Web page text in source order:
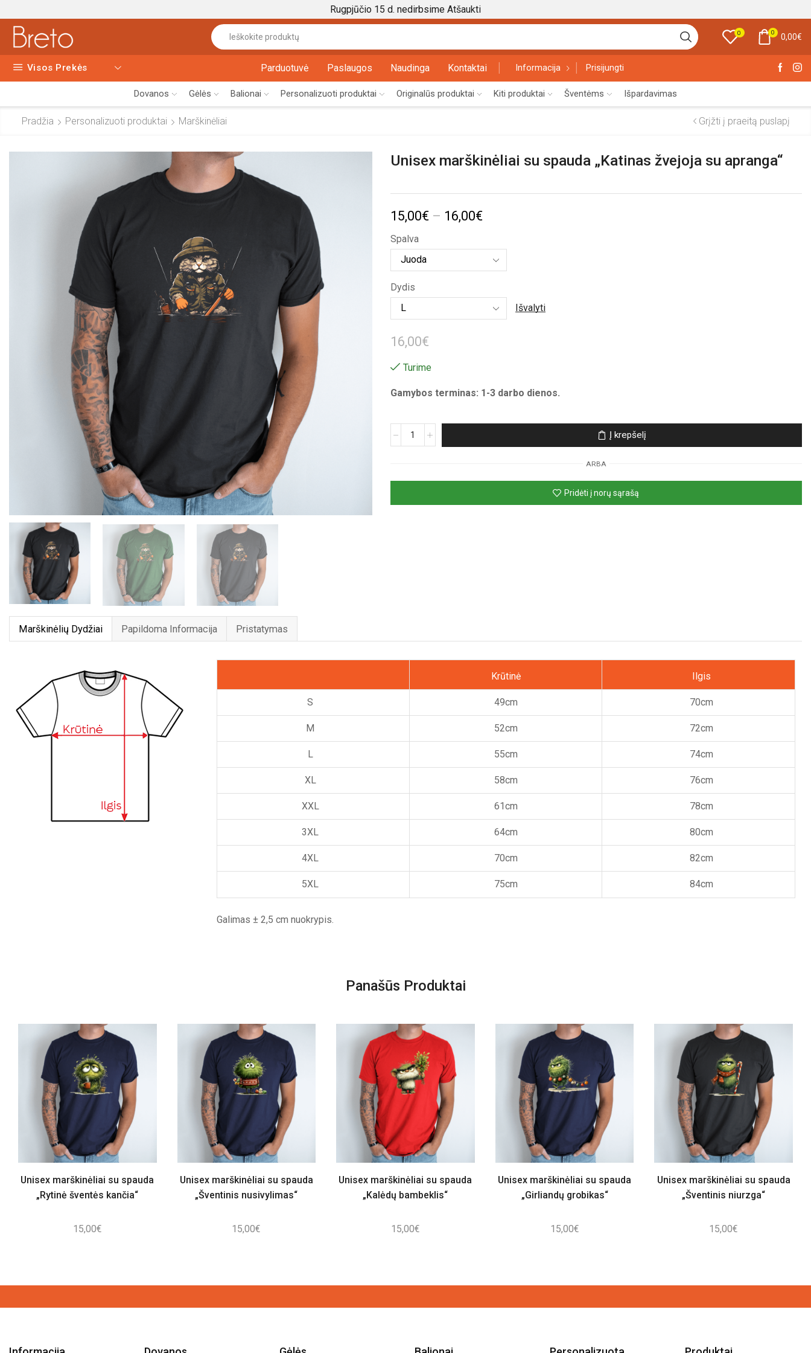
Rugpjūčio 15 d. nedirbsime Atšaukti
input
0 0 0,00€
Visos Prekės Parduotuvė Paslaugos Naudinga Kontaktai Informacija Prisijungti
Dovanos Gėlės Balionai Personalizuoti produktai Originalūs produktai Kiti produktai Šventėms Išpardavimas
Pradžia Personalizuoti produktai Marškinėliai Grįžti į praeitą puslapį
Unisex marškinėliai su spauda „Katinas žvejoja su apranga“
15,00€ – 16,00€Price
15,00€
16,00€
Spalva
Dydis
Išvalyti
16,00€
Turime
Gamybos terminas: 1-3 darbo dienos.
produkto
su
„Katinas
Į krepšelį
ARBA
Pridėti į norų sąrašą
Marškinėlių Dydžiai Papildoma Informacija Pristatymas
Krūtinė Ilgis
S 49cm 70cm
M 52cm 72cm
L 55cm 74cm
XL 58cm 76cm
XXL 61cm 78cm
3XL 64cm 80cm
4XL 70cm 82cm
5XL 75cm 84cm
Galimas ± 2,5 cm nuokrypis.
Panašūs Produktai
Unisex marškinėliai su spauda
„Rytinė šventės kančia“
15,00€
Unisex marškinėliai su spauda
„Šventinis nusivylimas“
15,00€
Unisex marškinėliai su spauda
„Kalėdų bambeklis“
15,00€
Unisex marškinėliai su spauda
„Girliandų grobikas“
15,00€
Unisex marškinėliai su spauda
„Šventinis niurzga“
15,00€